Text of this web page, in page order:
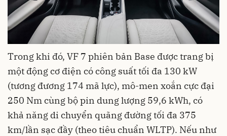
Trong khi đó, VF 7 phiên bản Base được trang bị
một động cơ điện có công suất tối đa 130 kW
(tương đương 174 mã lực), mô-men xoắn cực đại
250 Nm cùng bộ pin dung lượng 59,6 kWh, có
khả năng di chuyển quãng đường tối đa 375
km/lần sạc đầy (theo tiêu chuẩn WLTP). Nếu như